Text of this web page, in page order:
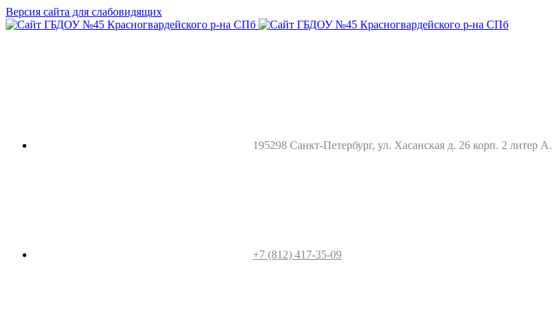
Версия сайта для слабовидящих
195298 Санкт-Петербург, ул. Хасанская д. 26 корп. 2 литер А.
+7 (812) 417-35-09